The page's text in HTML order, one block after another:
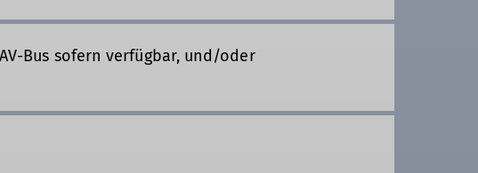
Bus sofern verfügbar, und/oder